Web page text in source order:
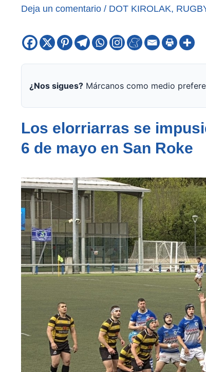
Deja un comentario / DOT KIROLAK,
¿Nos sigues?Márcanos como medio
Los elorriarras se
6 de mayo en San Roke